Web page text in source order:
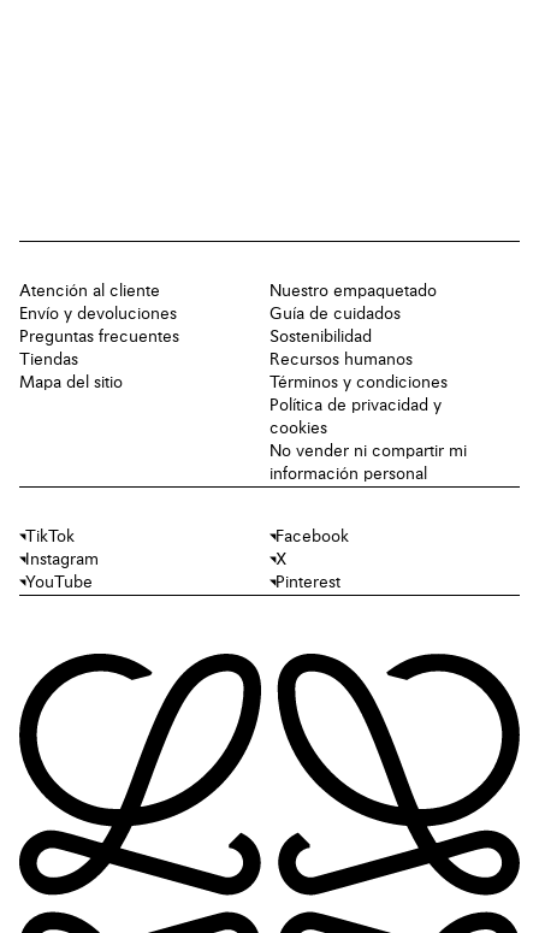
Atención al cliente
Envío y devoluciones
Preguntas frecuentes
Tiendas
Mapa del sitio
Nuestro empaquetado
Guía de cuidados
Sostenibilidad
Recursos humanos
Términos y condiciones
Política de privacidad y
cookies
No vender ni compartir mi
información personal
TikTok
Facebook
Instagram
X
YouTube
Pinterest